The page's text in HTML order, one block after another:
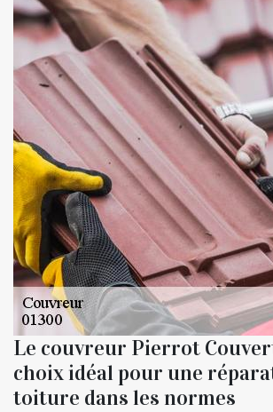
Le couvreur Pierrot
choix idéal pour une
toiture dans les normes